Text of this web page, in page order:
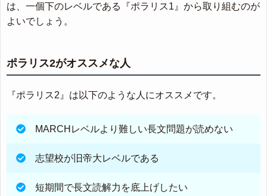
は、一個下のレベルである『ポラリス1』から取り組むのが
よいでしょう。
ポラリス2がオススメな人
『ポラリス2』は以下のような人にオススメです。
MARCHレベルより難しい長文問題が読めない
志望校が旧帝大レベルである
短期間で長文読解力を底上げしたい